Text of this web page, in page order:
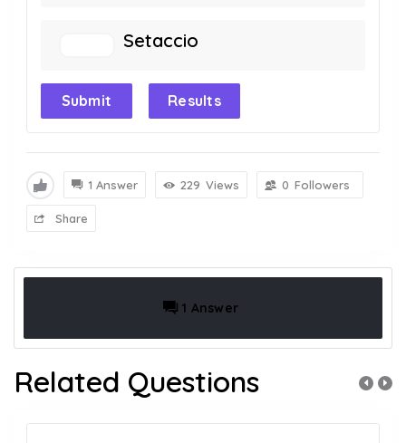
Setaccio
Submit Results
1 Answer 229 Views 0 Followers
Share
1 Answer
Related Questions